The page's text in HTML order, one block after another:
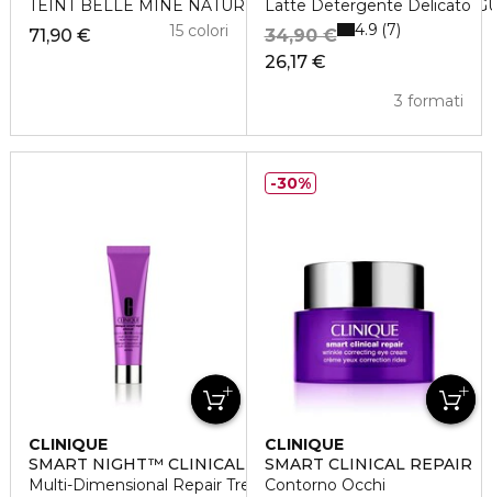
TEINT BELLE MINE NATURELLE HYDRATATION ET
71,90 € 15 colori
Latte Detergente Delicato
26,17 €
34,90 €
3 formati
4.9 7
CLINIQUE
SMART NIGHT™ CLINICAL
Multi-Dimensional Repair Treatment Retinol
CLINIQUE
SMART CLINICAL REPAIR
Contorno Occhi
30%